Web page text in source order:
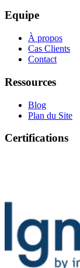
Equipe
À propos
Cas Clients
Contact
Ressources
Blog
Plan du Site
Certifications